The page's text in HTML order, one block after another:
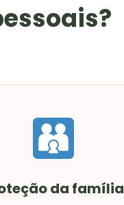
da família